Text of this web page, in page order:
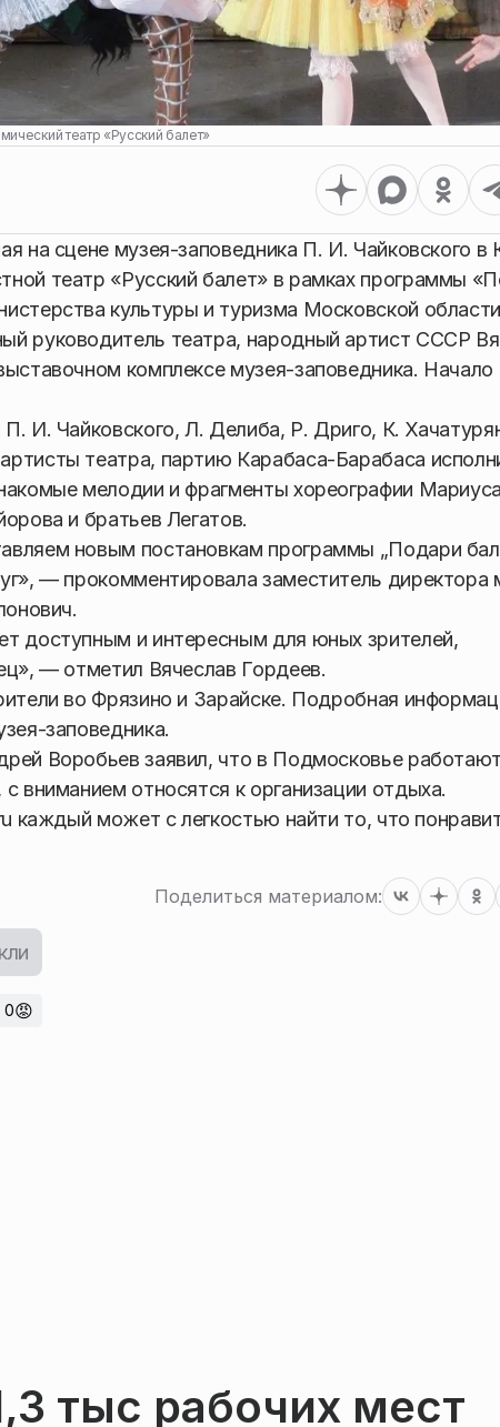
театр «Русский балет»
на сцене музея-заповедника П. И. Чайковского в
театр «Русский балет» в рамках программы
культуры и туризма Московской
руководитель театра, народный артист СССР
комплексе музея-заповедника. Начало
И. Чайковского, Л. Делиба, Р. Дриго, К.
театра, партию Карабаса-Барабаса
мелодии и фрагменты хореографии
и братьев Легатов.
новым постановкам программы „Подари
— прокомментировала заместитель директора
доступным и интересным для юных зрителей,
— отметил Вячеслав Гордеев.
во Фрязино и Зарайске. Подробная
заповедника.
Воробьев заявил, что в Подмосковье
вниманием относятся к организации отдыха.
каждый может с легкостью найти то, что
Поделиться материалом:
0😡
тыс рабочих мест